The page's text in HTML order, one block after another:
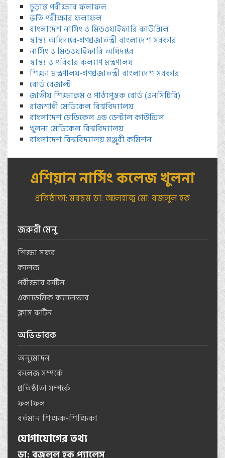
চুড়ান্ত পরীক্ষার ফলাফল
ভর্তি পরীক্ষার ফলাফল
বাংলাদেশ নার্সিং ও মিডওয়াইফারি কাউন্সিল
স্বাস্থ্য অধিদপ্তর-গণপ্রজাতন্ত্রী বাংলাদেশ সরকার
নার্সিং ও মিডওয়াইফারি অধিদপ্তর
স্বাস্থ্য ও পরিবার কল্যাণ মন্ত্রণালয়
শিক্ষা মন্ত্রণালয়-গণপ্রজাতন্ত্রী বাংলাদেশ সরকার
বোর্ড রেজাল্ট
জাতীয় শিক্ষাক্রম ও পাঠ্যপুস্তক বোর্ড (এনসিটিবি)
রাজশাহী মেডিকেল বিশ্ববিদ্যালয়
বাংলাদেশ মেডিকেল এন্ড ডেন্টাল কাউন্সিল
খুলনা মেডিকেল বিশ্ববিদ্যালয়
বাংলাদেশ বিশ্ববিদ্যালয় মঞ্জুরী কমিশন
এশিয়ান নার্সিং কলেজ খুলনা
প্রতিষ্ঠাতা: মরহুম ডা: আলহাজ্ব মো: বজলুল হক
জরুরী মেনু
শিক্ষা সফর
কলেজ
পরীক্ষার রুটিন
একাডেমিক ক্যালেন্ডার
ক্লাস রুটিন
অভিভাবক
অনুমোদন
কলেজ সম্পর্কে
প্রতিষ্ঠাতা সম্পর্কে
ফলাফল
বর্তমান শিক্ষক-শিক্ষিকা
যোগাযোগের তথ্য
ডা: বজলুল হক প্যালেস